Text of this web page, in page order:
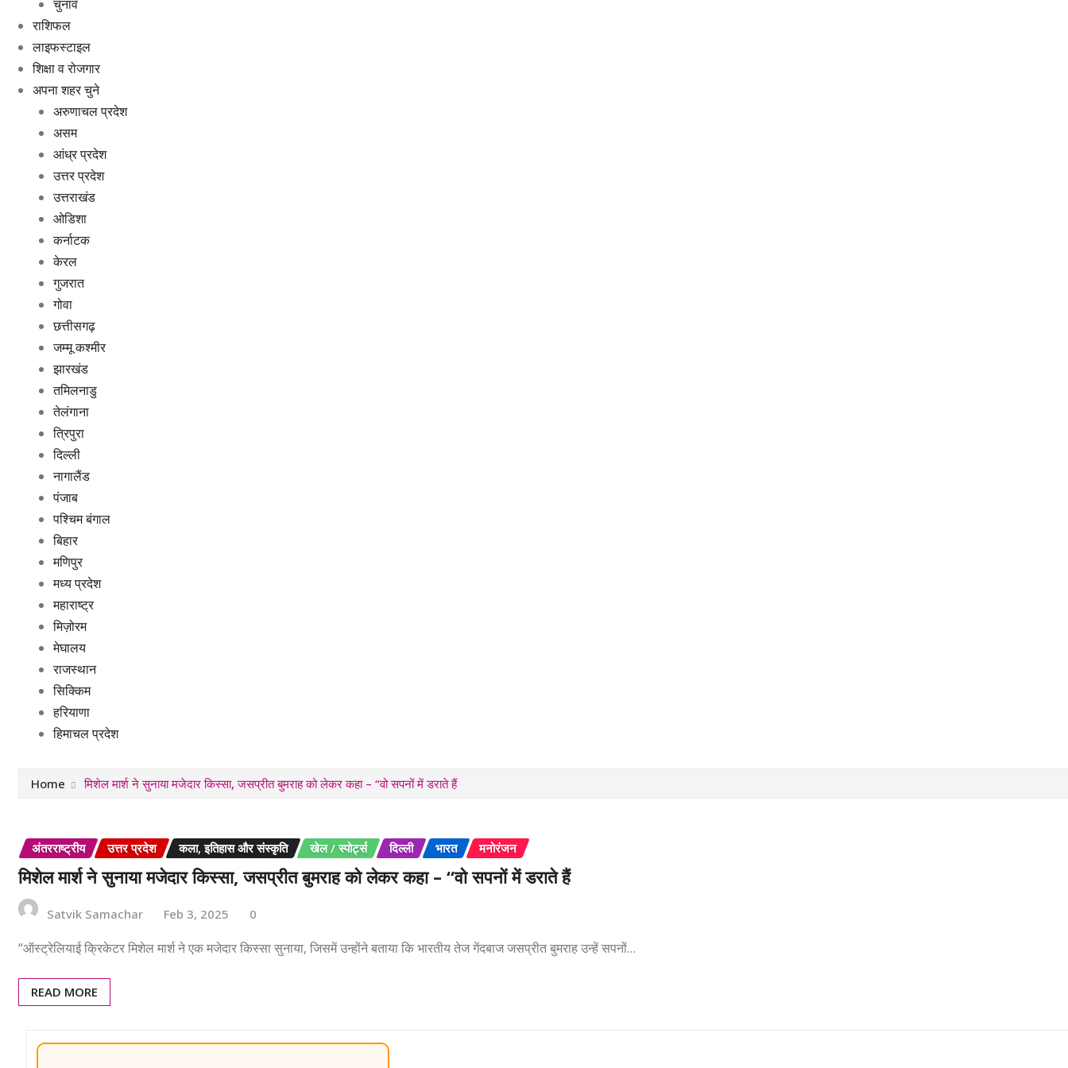
चुनाव
राशिफल
लाइफस्टाइल
शिक्षा व रोजगार
अपना शहर चुने
अरुणाचल प्रदेश
असम
आंध्र प्रदेश
उत्तर प्रदेश
उत्तराखंड
ओडिशा
कर्नाटक
केरल
गुजरात
गोवा
छत्तीसगढ़
जम्मू कश्मीर
झारखंड
तमिलनाडु
तेलंगाना
त्रिपुरा
दिल्ली
नागालैंड
पंजाब
पश्चिम बंगाल
बिहार
मणिपुर
मध्य प्रदेश
महाराष्ट्र
मिज़ोरम
मेघालय
राजस्थान
सिक्किम
हरियाणा
हिमाचल प्रदेश
Home मिशेल मार्श ने सुनाया मजेदार किस्सा, जसप्रीत बुमराह को लेकर कहा – “वो सपनों में डराते हैं
अंतरराष्ट्रीय उत्तर प्रदेश कला, इतिहास और संस्कृति खेल / स्पोर्ट्स दिल्ली भारत मनोरंजन
मिशेल मार्श ने सुनाया मजेदार किस्सा, जसप्रीत बुमराह को लेकर कहा – “वो सपनों में डराते हैं
Satvik Samachar Feb 3, 2025 0
“ऑस्ट्रेलियाई क्रिकेटर मिशेल मार्श ने एक मजेदार किस्सा सुनाया, जिसमें उन्होंने बताया कि भारतीय तेज गेंदबाज जसप्रीत बुमराह उन्हें सपनों…
READ MORE